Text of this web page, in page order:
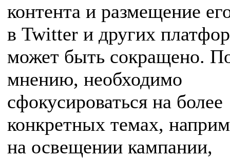
контента и размещение
в Twitter и других
может быть сокращено.
мнению, необходимо
сфокусироваться на более
конкретных темах,
на освещении кампании,